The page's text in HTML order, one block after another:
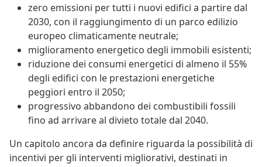
zero emissioni per tutti i nuovi edifici a partire dal
2030, con il raggiungimento di un parco edilizio
europeo climaticamente neutrale;
miglioramento energetico degli immobili esistenti;
riduzione dei consumi energetici di almeno il 55%
degli edifici con le prestazioni energetiche
peggiori entro il 2050;
progressivo abbandono dei combustibili fossili
fino ad arrivare al divieto totale dal 2040.
Un capitolo ancora da definire riguarda la possibilità di
incentivi per gli interventi migliorativi, destinati in